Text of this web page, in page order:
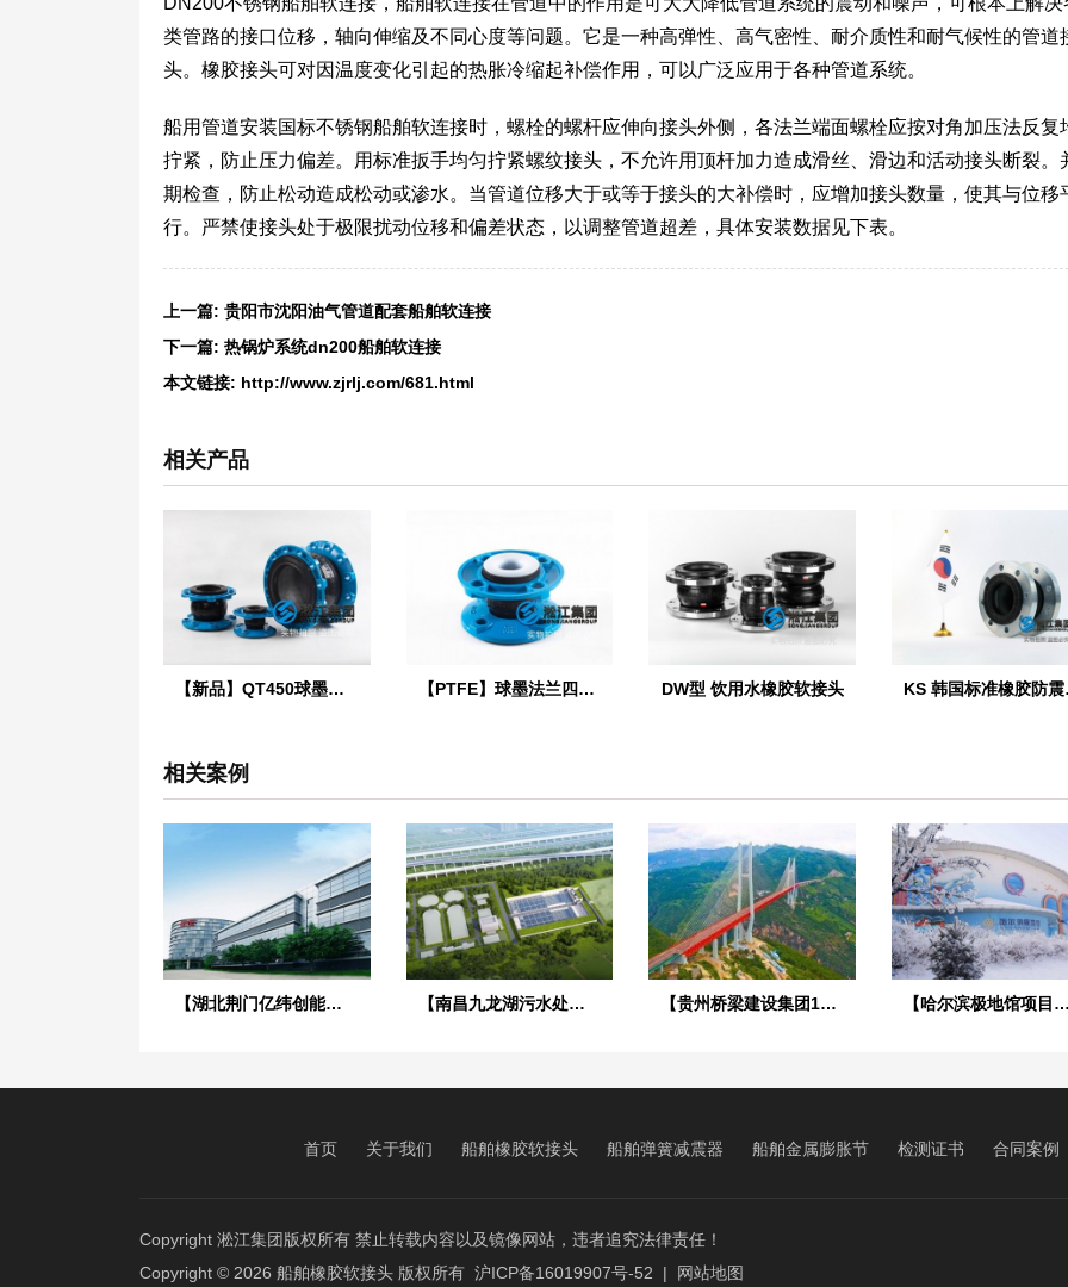
类管路的接口位移，轴向伸缩及不同心度等问题。它是一种高弹性、高气密性、耐介质性和耐气候性的管道
头。橡胶接头可对因温度变化引起的热胀冷缩起补偿作用，可以广泛应用于各种管道系统。
船用管道安装国标不锈钢船舶软连接时，螺栓的螺杆应伸向接头外侧，各法兰端面螺栓应按对角加压法反复
拧紧，防止压力偏差。用标准扳手均匀拧紧螺纹接头，不允许用顶杆加力造成滑丝、滑边和活动接头断裂。
期检查，防止松动造成松动或渗水。当管道位移大于或等于接头的大补偿时，应增加接头数量，使其与位移
行。严禁使接头处于极限扰动位移和偏差状态，以调整管道超差，具体安装数据见下表。
上一篇: 贵阳市沈阳油气管道配套船舶软连接
下一篇: 热锅炉系统dn200船舶软连接
本文链接: http://www.zjrlj.com/681.html
相关产品
【新品】QT450球墨铸铁法兰橡胶接头 【PTFE】球墨法兰四氟橡胶接头“适用于航空煤油” DW型 饮用水橡胶软接头 KS
相关案例
【湖北荆门亿纬创能锂电池BM项目】弹簧减震器合同 【南昌九龙湖污水处理厂】DN1200橡胶接头合同 【贵州桥梁建设集团1029工程项目】橡胶接头合同 【哈尔滨极地馆项目】DE橡胶接头合同
首页 关于我们 船舶橡胶软接头 船舶弹簧减震器 船舶金属膨胀节 检测证书 合同案例
Copyright 淞江集团版权所有 禁止转载内容以及镜像网站，违者追究法律责任！
Copyright © 2026 船舶橡胶软接头 版权所有 沪ICP备16019907号-52 | 网站地图